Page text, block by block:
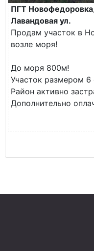
ПГТ
Лавандовая ул.
Продам участок в
возле моря!
До моря 800м!
Участок размером 6
Район активно
Дополнительно